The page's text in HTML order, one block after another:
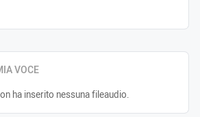
VOCE
ha inserito nessuna fileaudio.